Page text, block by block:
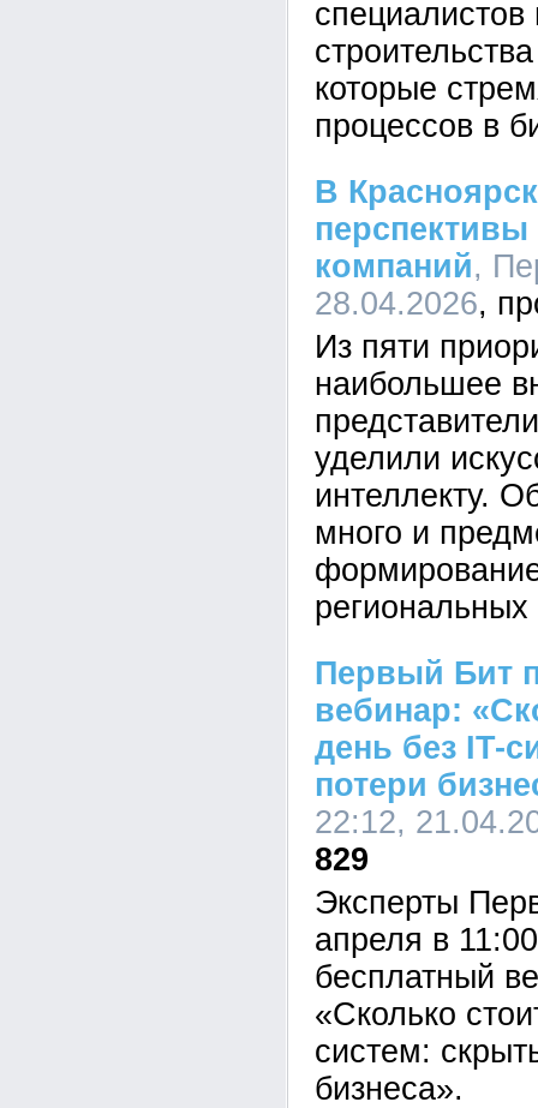
специалистов
которые
процессов в
В
перспективы
компаний,
28.04.2026
Из пяти
наибольшее
уделили
интеллекту.
много и
Первый Бит
вебинар:
день без IT-
потери
22:12,
829
Эксперты
апреля в
бесплатный
«Сколько
систем:
бизнеса».